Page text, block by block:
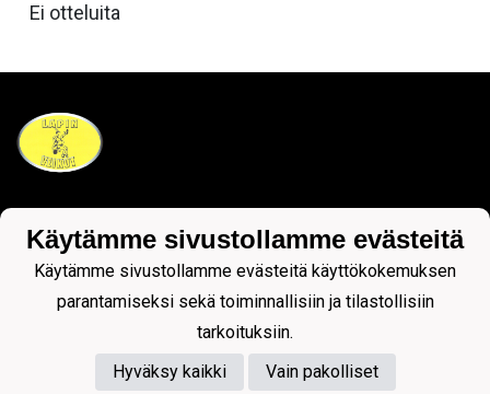
Ei otteluita
Powered by
Käytämme sivustollamme evästeitä
Käytämme sivustollamme evästeitä käyttökokemuksen
parantamiseksi sekä toiminnallisiin ja tilastollisiin
tarkoituksiin.
Hyväksy kaikki
Vain pakolliset